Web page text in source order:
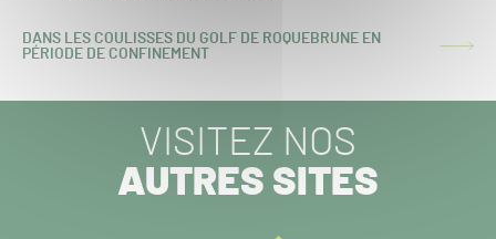
ARTICLE
DANS LES COULISSES DU GOLF DE ROQUEBRUNE EN
PÉRIODE DE CONFINEMENT
VISITEZ NOS
AUTRES SITES